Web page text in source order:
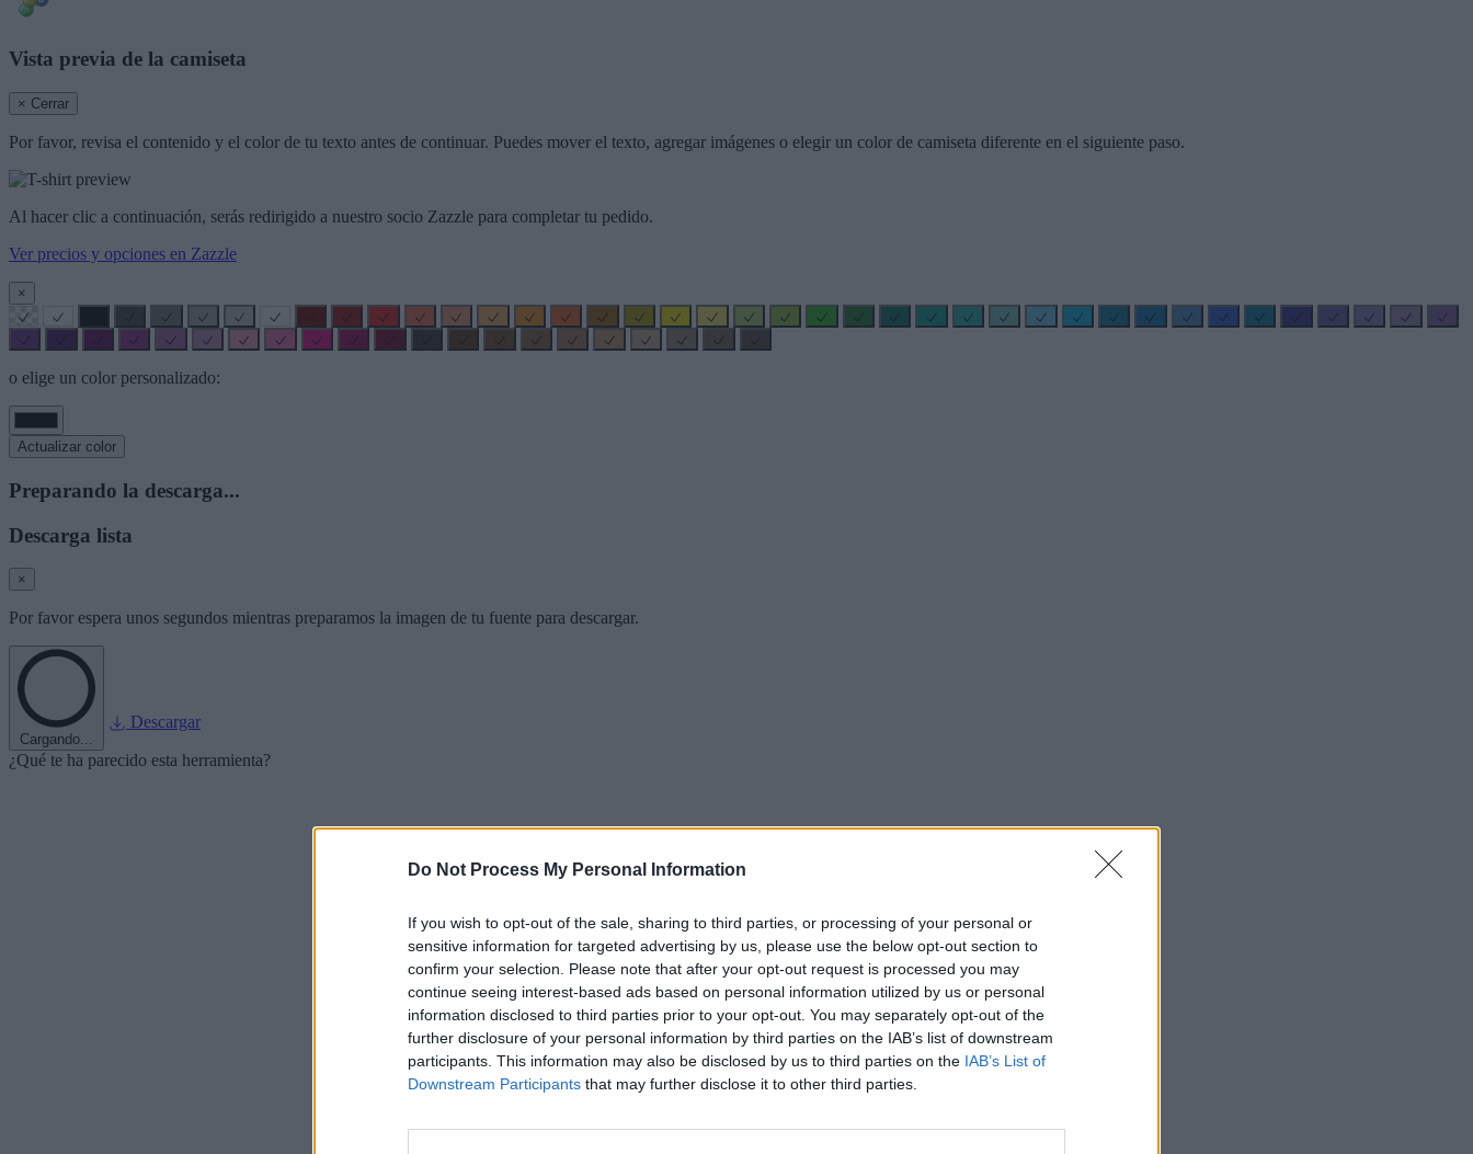
Do Not Process My Personal Information
If you wish to opt-out of the sale, sharing to third parties, or processing of your personal or
sensitive information for targeted advertising by us, please use the below opt-out section to
confirm your selection. Please note that after your opt-out request is processed you may
continue seeing interest-based ads based on personal information utilized by us or personal
information disclosed to third parties prior to your opt-out. You may separately opt-out of the
further disclosure of your personal information by third parties on the IAB’s list of downstream
participants. This information may also be disclosed by us to third parties on the IAB’s List of
Downstream Participants that may further disclose it to other third parties.
Vista previa de la camiseta
× Cerrar
Por favor, revisa el contenido y el color de tu texto antes de continuar. Puedes mover el texto, agregar imágenes o elegir un color de camiseta diferente en el siguiente paso.
Al hacer clic a continuación, serás redirigido a nuestro socio Zazzle para completar tu pedido.
Ver precios y opciones en Zazzle
×
o elige un color personalizado:
Actualizar color
Preparando la descarga...
Descarga lista
×
Por favor espera unos segundos mientras preparamos la imagen de tu fuente para descargar.
Cargando...
Descargar
¿Qué te ha parecido esta herramienta?